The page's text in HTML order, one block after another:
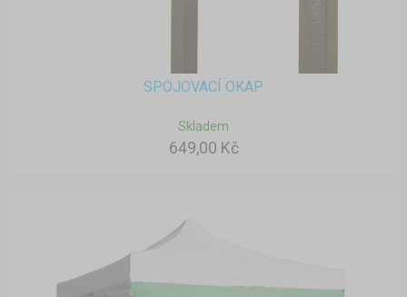
SPOJOVACÍ OKAP
Skladem
649,00 Kč